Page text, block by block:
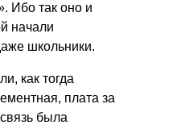
Ибо так оно и
начали
школьники.
как тогда
плата за
была